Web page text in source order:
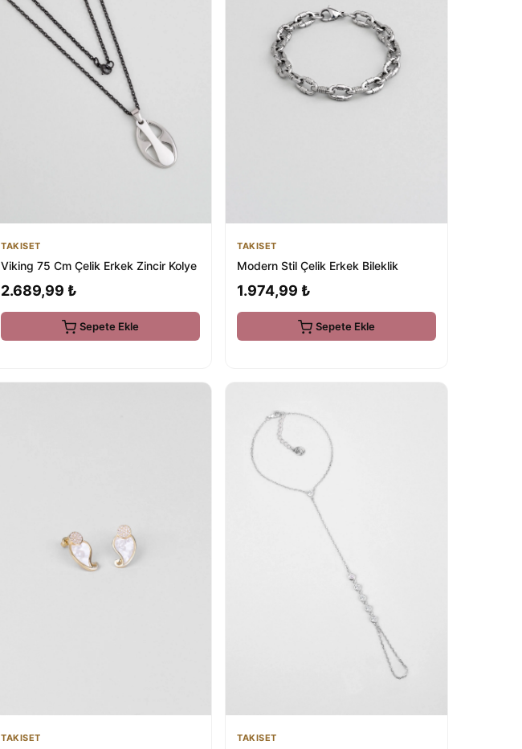
TAKISET
Viking 75 Cm Çelik Erkek Zincir Kolye
2.689,99 ₺
Sepete Ekle
TAKISET
Modern Stil Çelik Erkek Bileklik
1.974,99 ₺
Sepete Ekle
TAKISET TAKISET